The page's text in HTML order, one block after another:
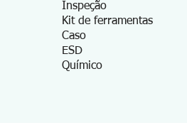
Inspeção
Kit de ferramentas
Caso
ESD
Químico